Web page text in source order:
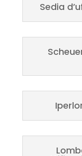
Sedia